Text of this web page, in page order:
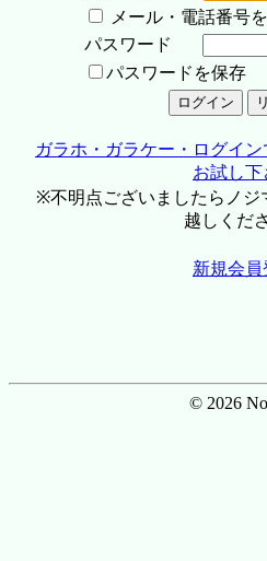
メール・電話番号
パスワード
パスワードを保存
ガラホ・ガラケー・ログイ
お試し下
※不明点ございましたらノジ
越しくだ
新規会員
© 2026